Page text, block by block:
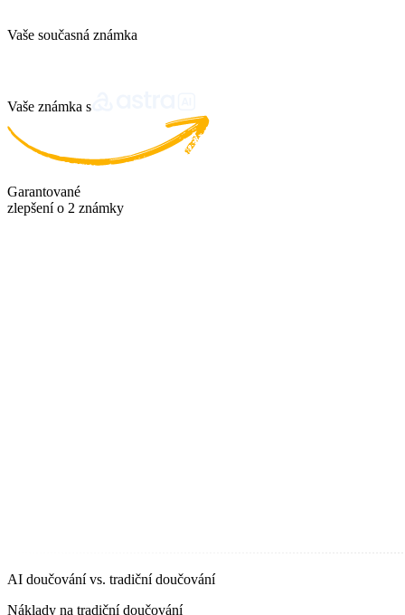
Vaše současná známka
Vaše známka s
Garantované
zlepšení o 2 známky
AI doučování vs. tradiční doučování
Náklady na tradiční doučování